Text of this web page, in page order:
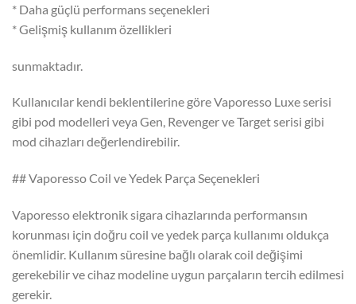
* Daha güçlü performans seçenekleri
* Gelişmiş kullanım özellikleri
sunmaktadır.
Kullanıcılar kendi beklentilerine göre Vaporesso Luxe serisi
gibi pod modelleri veya Gen, Revenger ve Target serisi gibi
mod cihazları değerlendirebilir.
## Vaporesso Coil ve Yedek Parça Seçenekleri
Vaporesso elektronik sigara cihazlarında performansın
korunması için doğru coil ve yedek parça kullanımı oldukça
önemlidir. Kullanım süresine bağlı olarak coil değişimi
gerekebilir ve cihaz modeline uygun parçaların tercih edilmesi
gerekir.